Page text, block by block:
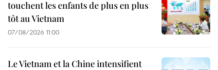
touchent les enfants de plus en plus
tôt au Vietnam
07/08/2026 11:00
Le Vietnam et la Chine intensifient